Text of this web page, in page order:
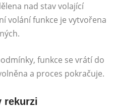
nad stav volající
volání funkce je vytvořena
funkce se vrátí do
a proces pokračuje.
rekurzi